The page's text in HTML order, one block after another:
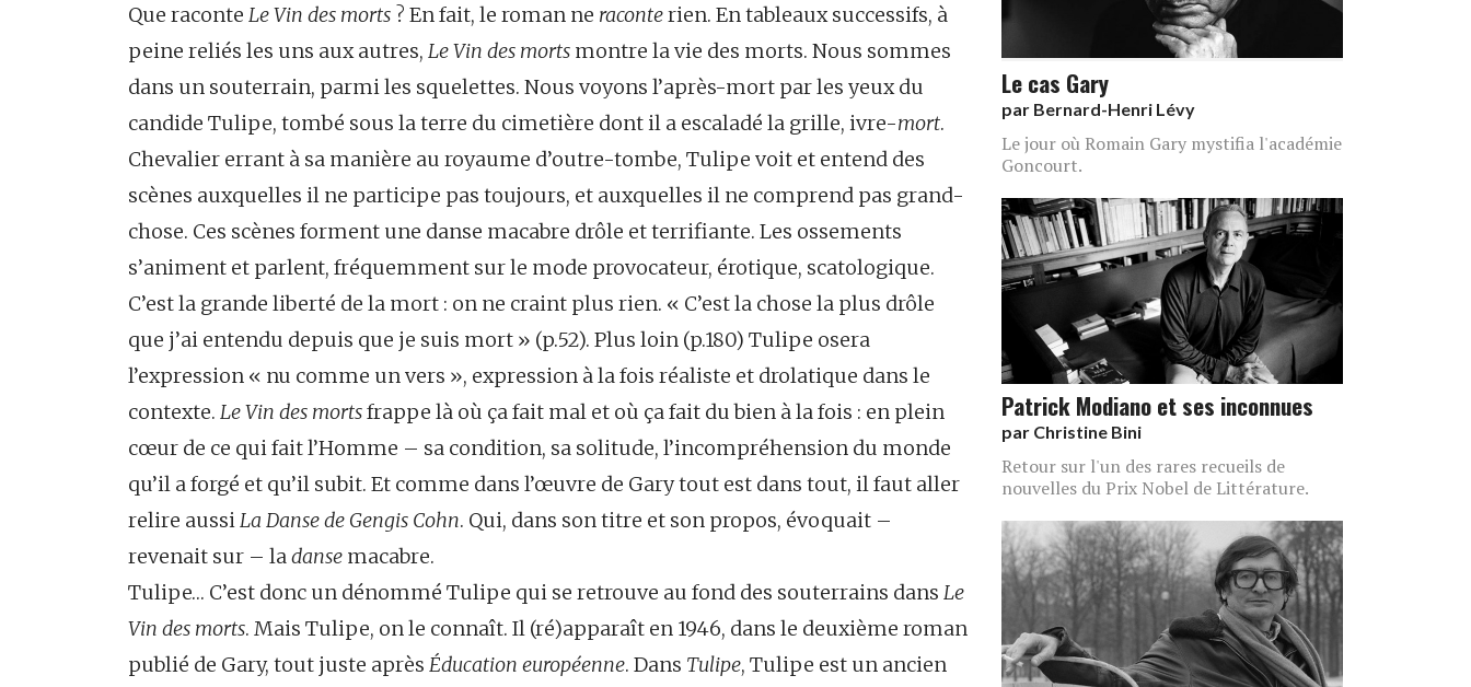
Que raconte Le Vin des morts ? En fait, le roman ne raconterien. En tableaux successifs, à
peine reliés les uns aux autres, Le Vin des morts montre la vie des morts. Nous sommes
dans un souterrain, parmi les squelettes. Nous voyons l’après-mort par les yeux du
candide Tulipe, tombé sous la terre du cimetière dont il a escaladé la grille, ivre-mort.
Chevalier errant à sa manière au royaume d’outre-tombe, Tulipe voit et entend des
scènes auxquelles il ne participe pas toujours, et auxquelles il ne comprend pas grand-
chose. Ces scènes forment une danse macabre drôle et terrifiante. Les ossements
s’animent et parlent, fréquemment sur le mode provocateur, érotique, scatologique.
C’est la grande liberté de la mort : on ne craint plus rien. « C’est la chose la plus drôle
que j’ai entendu depuis que je suis mort » (p.52). Plus loin (p.180) Tulipe osera
l’expression « nu comme un vers », expression à la fois réaliste et drolatique dans le
contexte. Le Vin des mortsfrappe là où ça fait mal et où ça fait du bien à la fois : en plein
cœur de ce qui fait l’Homme – sa condition, sa solitude, l’incompréhension du monde
qu’il a forgé et qu’il subit. Et comme dans l’œuvre de Gary tout est dans tout, il faut aller
relire aussiLa Danse de Gengis Cohn. Qui, dans son titre et son propos, évoquait –
revenait sur – ladanse macabre.
Tulipe… C’est donc un dénommé Tulipe qui se retrouve au fond des souterrains dans Le
Vin des morts. Mais Tulipe, on le connaît. Il (ré)apparaît en 1946, dans le deuxième roman
publié de Gary, tout juste après Éducation européenne. Dans Tulipe, Tulipe est un ancien
Le cas Gary
par Bernard-Henri Lévy
Le jour où Romain Gary mystifia l'académie
Goncourt.
Patrick Modiano et ses inconnues
par Christine Bini
Retour sur l'un des rares recueils de
nouvelles du Prix Nobel de Littérature.